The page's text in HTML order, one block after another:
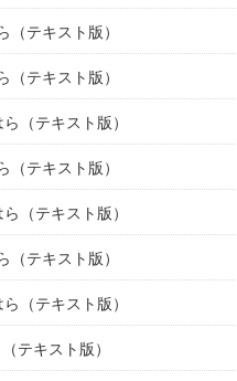
テキスト版）
テキスト版）
（テキスト版）
テキスト版）
（テキスト版）
テキスト版）
（テキスト版）
テキスト版）